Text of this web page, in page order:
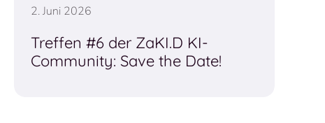
2. Juni 2026
Treffen #6 der ZaKI.D KI-
Community: Save the Date!